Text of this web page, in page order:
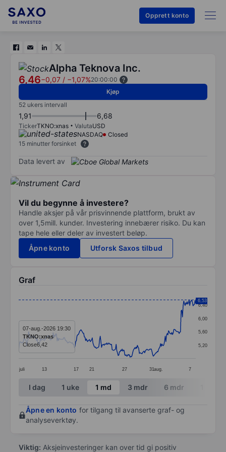
Opprett konto
Alpha Teknova Inc.
6,46−0,07 / −1,07%20:00:00
Kjøp
52 ukers intervall
1,91 6,68
TickerTKNO:xnas ValutaUSD
NASDAQ
Closed
15 minutter forsinket
Data levert av
Vil du begynne å investere?
Handle aksjer på vår prisvinnende plattform, brukt av
over 1,5mill. kunder. Investering innebærer risiko. Du kan
tape hele eller deler av investert beløp.
Åpne konto
Utforsk Saxos tilbud
Graf
The chart has 1 X axis displaying categories.
The chart has 1 Y axis displaying values. Data
juli 13 17 21 27 31aug. 7
5,20
5,60
6,00
6,40
6,53
07-aug.-2026 19:30
TKNO:xnas
Close6,42
End of interactive chart.
I dag 1 uke 1 md 3 mdr 6 mdr
Åpne en konto for tilgang til avanserte graf- og
analyseverktøy.
Viktig: Aksjeinvesteringer kan over tid gi positiv